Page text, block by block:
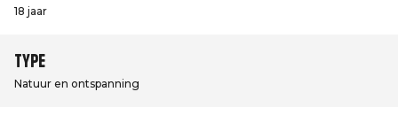
18 jaar
Type
Natuur en ontspanning